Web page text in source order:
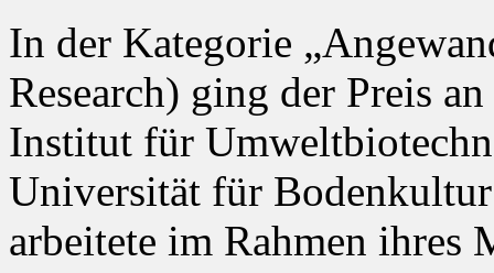
In der Kategorie
Research) ging der Preis
Institut für
Universität für
arbeitete im Rahmen ihres